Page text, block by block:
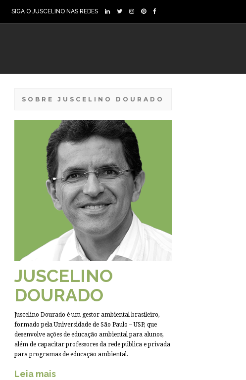
SIGA O JUSCELINO NAS REDES
SOBRE JUSCELINO DOURADO
JUSCELINO
DOURADO
Juscelino Dourado é um gestor ambiental brasileiro,
formado pela Universidade de São Paulo – USP, que
desenvolve ações de educação ambiental para alunos,
além de capacitar professores da rede pública e privada
para programas de educação ambiental.
Leia mais